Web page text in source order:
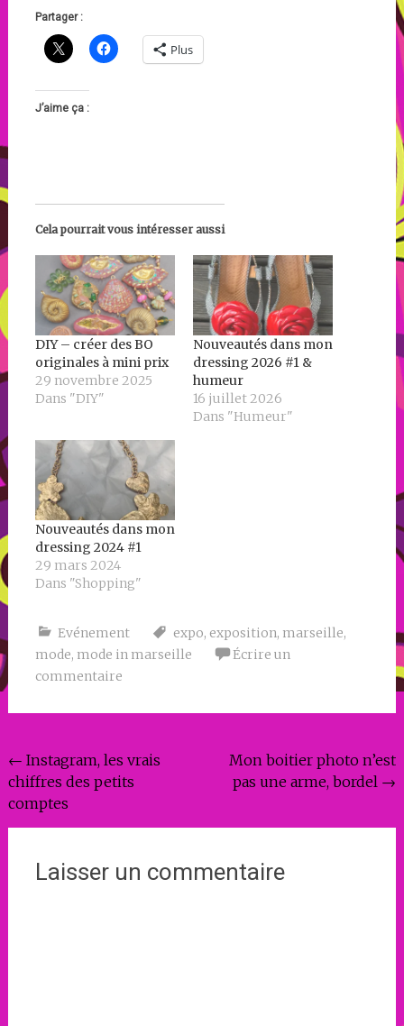
Partager :
Plus
J’aime ça :
Cela pourrait vous intéresser aussi
DIY – créer des BO
originales à mini prix
29 novembre 2025
Dans "DIY"
Nouveautés dans mon
dressing 2026 #1 &
humeur
16 juillet 2026
Dans "Humeur"
Nouveautés dans mon
dressing 2024 #1
29 mars 2024
Dans "Shopping"
Evénement expo, exposition, marseille,
mode, mode in marseille
Écrire un
commentaire
Navigation
de
l'article
← Instagram, les vrais
chiffres des petits
comptes
Mon boitier photo n’est
pas une arme, bordel →
Laisser un commentaire